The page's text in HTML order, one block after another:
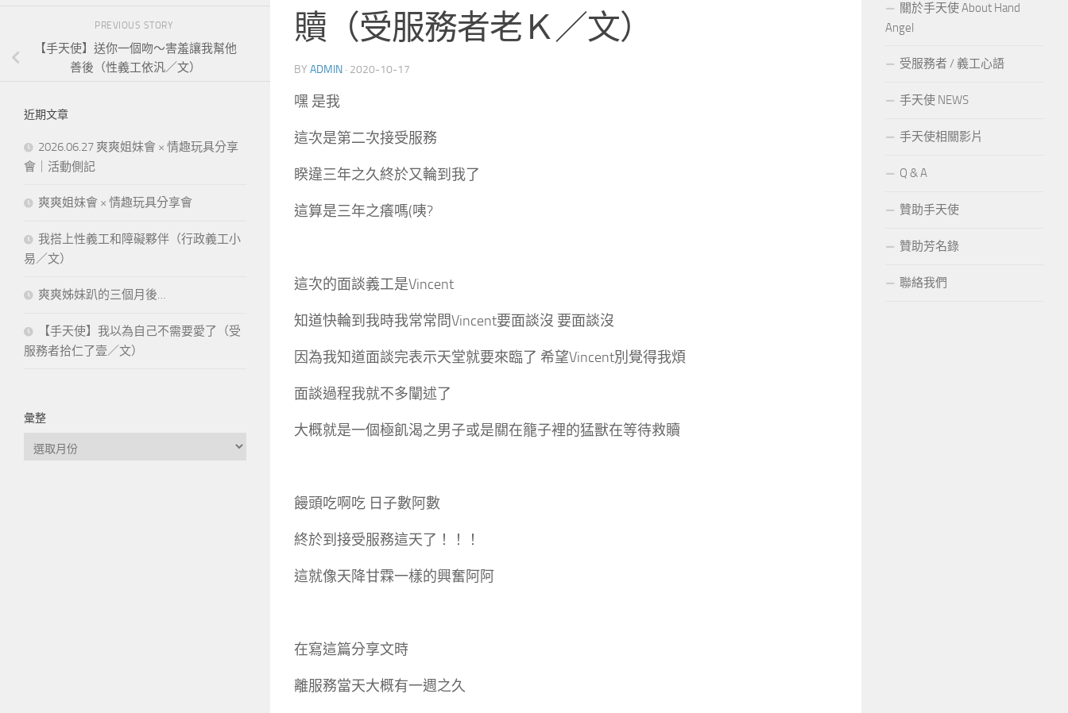
贖（受服務者老Ｋ／文）
BY ADMIN · 2020-10-17
嘿 是我
這次是第二次接受服務
睽違三年之久終於又輪到我了
這算是三年之癢嗎(咦?
這次的面談義工是Vincent
知道快輪到我時我常常問Vincent要面談沒 要面談沒
因為我知道面談完表示天堂就要來臨了 希望Vincent別覺得我煩
面談過程我就不多闡述了
大概就是一個極飢渴之男子或是關在籠子裡的猛獸在等待救贖
饅頭吃啊吃 日子數阿數
終於到接受服務這天了！！！
這就像天降甘霖一樣的興奮阿阿
在寫這篇分享文時
離服務當天大概有一週之久
PREVIOUS STORY
【手天使】送你一個吻～害羞讓我幫他
善後（性義工依汎／文）
近期文章
2026.06.27 爽爽姐妹會 × 情趣玩具分享
會｜活動側記
爽爽姐妹會 × 情趣玩具分享會
我搭上性義工和障礙夥伴（行政義工小
易／文）
爽爽姊妹趴的三個月後…
【手天使】我以為自己不需要愛了（受
服務者拾仁了壹／文）
彙整
彙
關於手天使 About Hand
Angel
受服務者 / 義工心語
手天使 NEWS
手天使相關影片
Q & A
贊助手天使
贊助芳名錄
聯絡我們